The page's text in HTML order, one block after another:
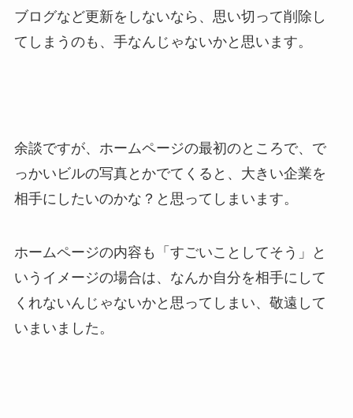
ブログなど更新をしないなら、思い切って削除し
てしまうのも、手なんじゃないかと思います。
余談ですが、ホームページの最初のところで、で
っかいビルの写真とかでてくると、大きい企業を
相手にしたいのかな？と思ってしまいます。
ホームページの内容も「すごいことしてそう」と
いうイメージの場合は、なんか自分を相手にして
くれないんじゃないかと思ってしまい、敬遠して
いまいました。